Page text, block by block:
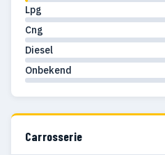
Lpg
Cng
Diesel
Onbekend
Carrosserie